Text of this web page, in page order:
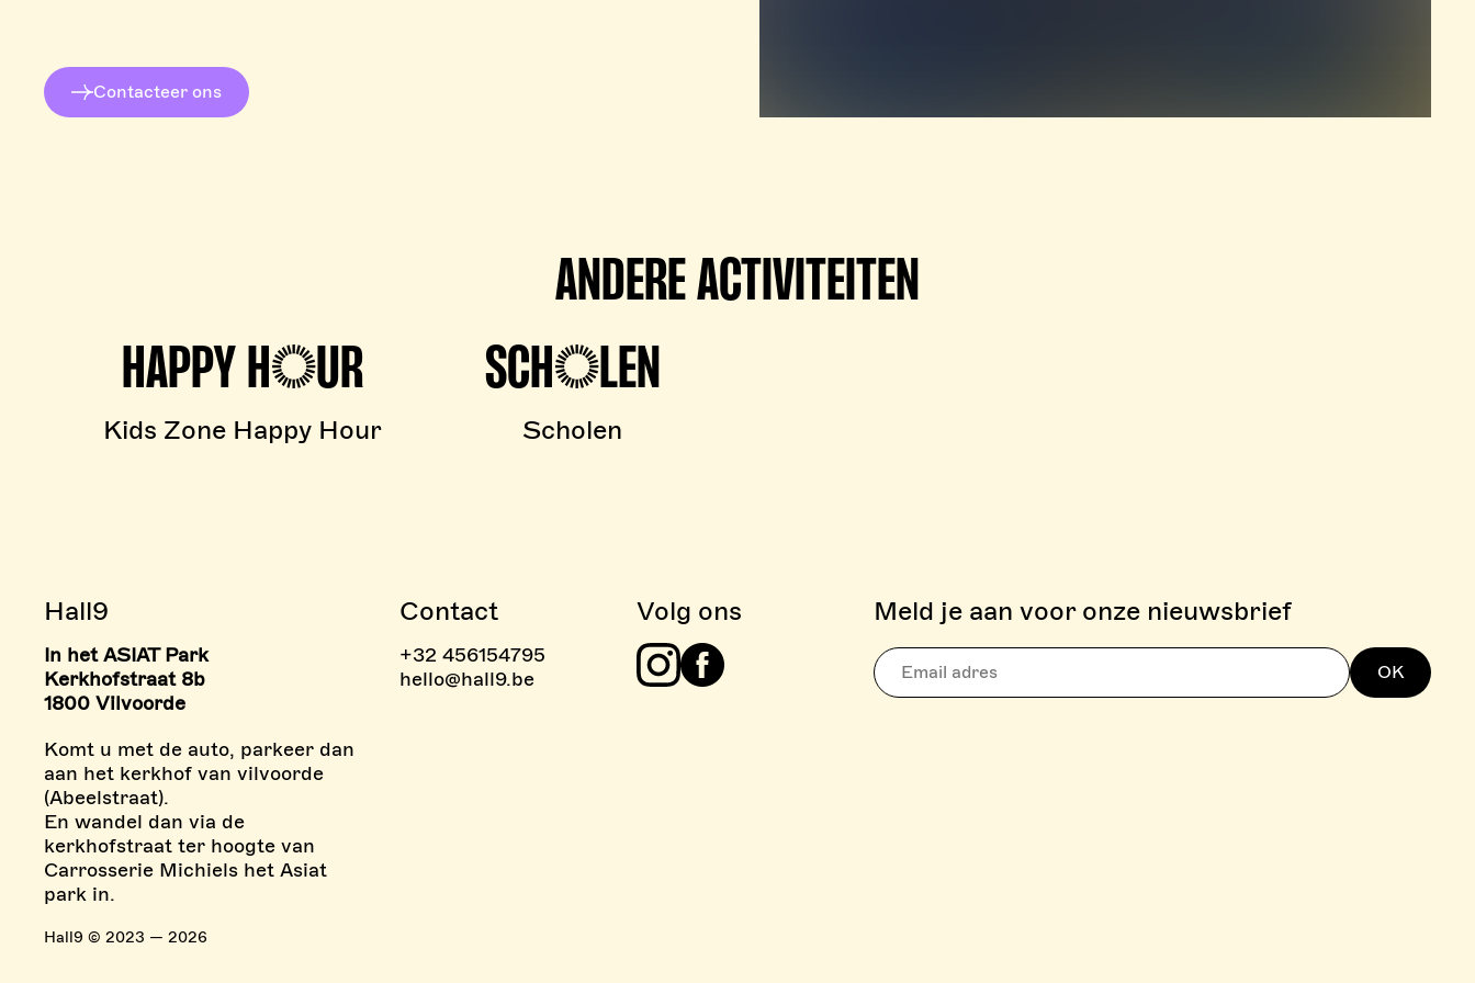
Contacteer ons
ANDERE ACTIVITEITEN
HAPPY HOUR
Kids Zone Happy Hour
SCHOLEN
Scholen
> BOULDERZONE > TARIEVEN BOULDER ZONE
Hall9
In het ASIAT Park
Kerkhofstraat 8b
1800 Vilvoorde
Komt u met de auto, parkeer dan
aan het kerkhof van vilvoorde
(Abeelstraat).
En wandel dan via de
kerkhofstraat ter hoogte van
Carrosserie Michiels het Asiat
park in.
Hall9 © 2023 — 2026
Contact
+32 456154795
hello@hall9.be
Volg ons
InstagramFacebook
Meld je aan voor onze nieuwsbrief
OK